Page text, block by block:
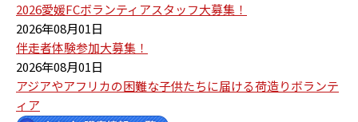
2026愛媛FCボランティアスタッフ大募集！
2026年08月01日
伴走者体験参加大募集！
2026年08月01日
アジアやアフリカの困難な子供たちに届ける荷造りボランテ
ィア